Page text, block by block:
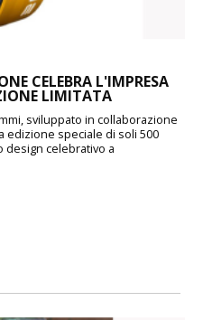
CELEBRA L'IMPRESA
LIMITATA
sviluppato in collaborazione
edizione speciale di soli 500
design celebrativo a